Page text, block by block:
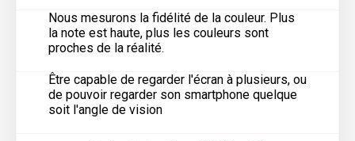
Nous mesurons la fidélité de la couleur. Plus
la note est haute, plus les couleurs sont
proches de la réalité.
Être capable de regarder l'écran à plusieurs, ou
de pouvoir regarder son smartphone quelque
soit l'angle de vision